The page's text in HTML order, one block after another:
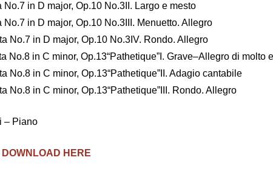
No.7 in D major, Op.10 No.3II. Largo e mesto
No.7 in D major, Op.10 No.3III. Menuetto. Allegro
No.7 in D major, Op.10 No.3IV. Rondo. Allegro
No.8 in C minor, Op.13“Pathetique”I. Grave–Allegro di molto
No.8 in C minor, Op.13“Pathetique”II. Adagio cantabile
No.8 in C minor, Op.13“Pathetique”III. Rondo. Allegro
– Piano
HERE